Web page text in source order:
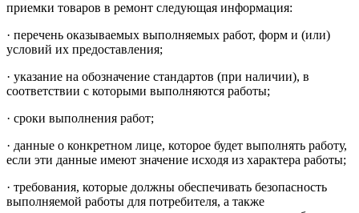
приемки товаров в ремонт следующая информация:
· перечень оказываемых выполняемых работ, форм и (или)
условий их предоставления;
· указание на обозначение стандартов (при наличии), в
соответствии с которыми выполняются работы;
· сроки выполнения работ;
· данные о конкретном лице, которое будет выполнять работу,
если эти данные имеют значение исходя из характера работы;
· требования, которые должны обеспечивать безопасность
выполняемой работы для потребителя, а также